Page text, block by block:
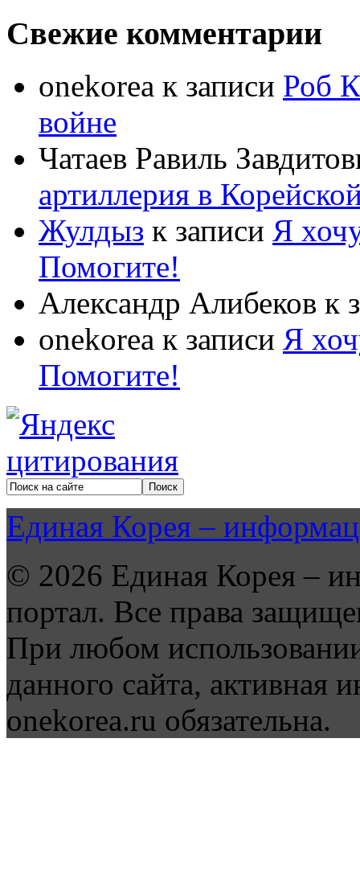
Свежие комментарии
onekorea к записи Роб
войне
Чатаев Равиль
артиллерия в
Жулдыз к записи Я
Помогите!
Александр Алибеков к
onekorea к записи Я
Помогите!
Единая Корея –
© 2026 Единая Корея –
портал. Все права
При любом
данного сайта, активная
onekorea.ru обязательна.